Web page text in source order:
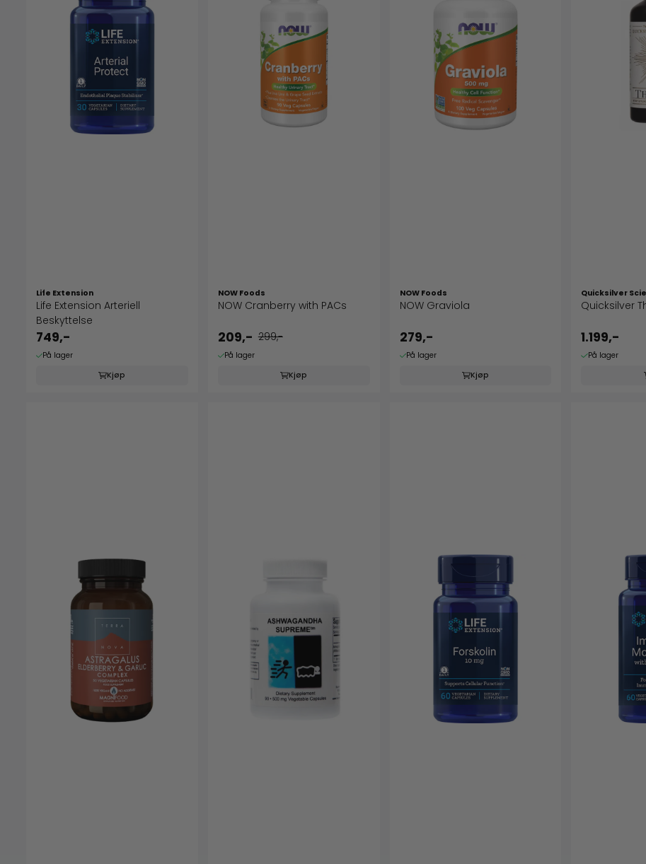
Life Extension
Life Extension Arteriell
Beskyttelse
749,-
På lager
Kjøp
NOW Foods
NOW Cranberry with PACs
209,- 299,-
På lager
Kjøp
NOW Foods
NOW Graviola
279,-
På lager
Kjøp
Quicksilver
Quicksilver
1.199,-
På lager